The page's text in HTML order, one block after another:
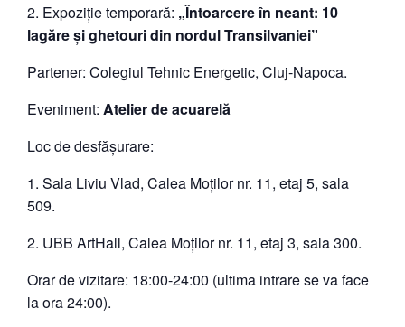
Expoziție temporară: „Întoarcere în neant: 10
lagăre și ghetouri din nordul Transilvaniei”
Partener: Colegiul Tehnic Energetic, Cluj-Napoca.
Eveniment: Atelier de acuarelă
Loc de desfășurare:
1. Sala Liviu Vlad, Calea Moților nr. 11, etaj 5, sala
509.
UBB ArtHall, Calea Moților nr. 11, etaj 3, sala 300.
Orar de vizitare: 18:00-24:00 (ultima intrare se va face
la ora 24:00).